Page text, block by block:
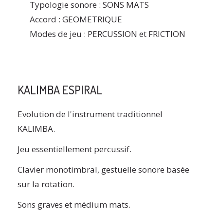
Typologie sonore : SONS MATS
Accord : GEOMETRIQUE
Modes de jeu : PERCUSSION et FRICTION
KALIMBA ESPIRAL
Evolution de l'instrument traditionnel
KALIMBA.
Jeu essentiellement percussif.
Clavier monotimbral, gestuelle sonore basée
sur la rotation.
Sons graves et médium mats.